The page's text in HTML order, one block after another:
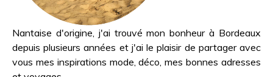
Nantaise d'origine, j'ai trouvé mon bonheur à Bordeaux
depuis plusieurs années et j'ai le plaisir de partager avec
vous mes inspirations mode, déco, mes bonnes adresses